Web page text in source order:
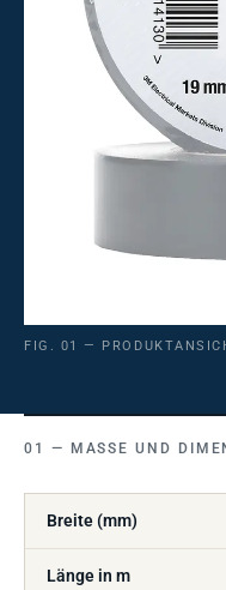
FIG. 01 —
MASSE UND
Breite (mm)
Länge in m